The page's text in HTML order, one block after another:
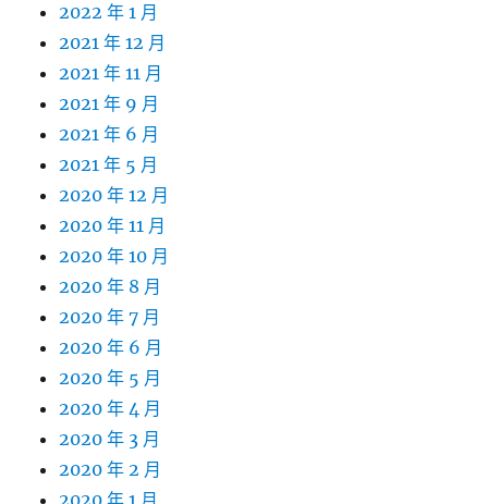
2022 年 1 月
2021 年 12 月
2021 年 11 月
2021 年 9 月
2021 年 6 月
2021 年 5 月
2020 年 12 月
2020 年 11 月
2020 年 10 月
2020 年 8 月
2020 年 7 月
2020 年 6 月
2020 年 5 月
2020 年 4 月
2020 年 3 月
2020 年 2 月